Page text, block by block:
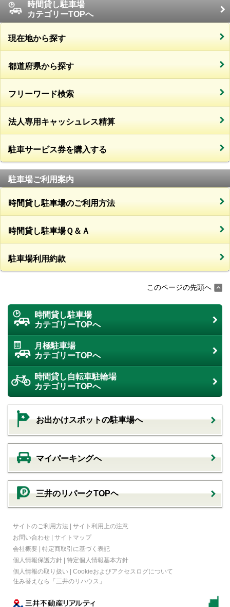
時間貸し駐車場
カテゴリーTOPへ
現在地から探す
都道府県から探す
フリーワード検索
法人専用キャッシュレス精算
駐車サービス券を購入する
駐車場ご利用案内
時間貸し駐車場のご利用方法
時間貸し駐車場Ｑ＆Ａ
駐車場利用約款
このページの先頭へ
時間貸し駐車場
カテゴリーTOPへ
月極駐車場
カテゴリーTOPへ
時間貸し自転車駐輪場
カテゴリーTOPへ
お出かけスポットの駐車場へ
マイパーキングへ
三井のリパークTOPヘ
サイトのご利用方法 | サイト利用上の注意
お問い合わせ | サイトマップ
会社概要 | 特定商取引に基づく表記
個人情報保護方針 | 特定個人情報基本方針
個人情報の取り扱い | Cookieおよびアクセスログについて
住み替えなら
「三井のリハウス」